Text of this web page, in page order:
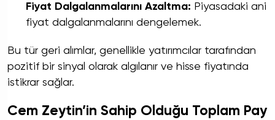
Fiyat Dalgalanmalarını Azaltma: Piyasadaki ani
fiyat dalgalanmalarını dengelemek.
Bu tür geri alımlar, genellikle yatırımcılar tarafından
pozitif bir sinyal olarak algılanır ve hisse fiyatında
istikrar sağlar.
Cem Zeytin’in Sahip Olduğu Toplam Pay